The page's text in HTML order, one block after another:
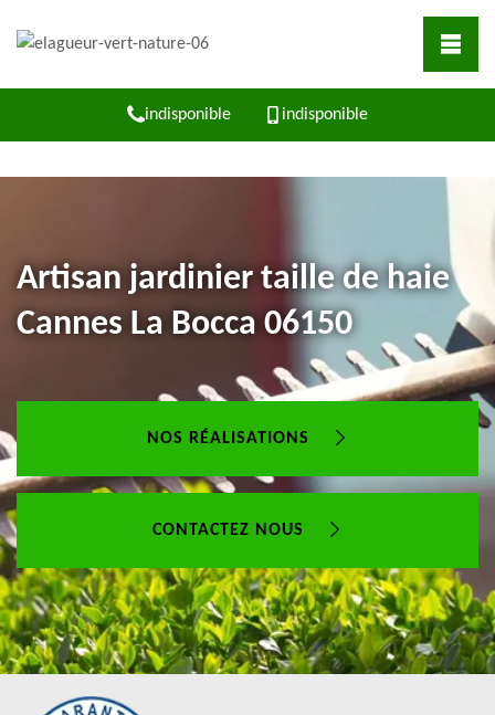
indisponible indisponible
Artisan jardinier taille de haie
Cannes La Bocca 06150
NOS RÉALISATIONS
CONTACTEZ NOUS